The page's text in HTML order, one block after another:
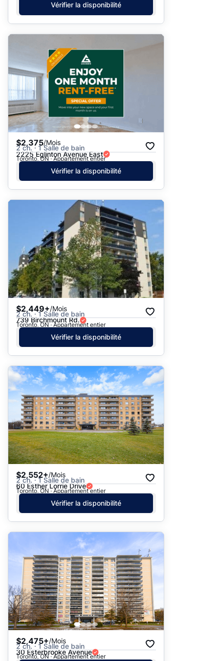
Vérifier la disponibilité
$2,375/Mois
2 ch. · 1 Salle de bain
2225 Eglinton Avenue East
Toronto, ON · Appartement entier
Vérifier la disponibilité
$2,449+/Mois
2 ch. · 1 Salle de bain
739 Birchmount Rd.
Toronto, ON · Appartement entier
Vérifier la disponibilité
$2,552+/Mois
2 ch. · 1 Salle de bain
60 Esther Lorrie Drive
Toronto, ON · Appartement entier
Vérifier la disponibilité
$2,475+/Mois
2 ch. · 1 Salle de bain
30 Esterbrooke Avenue
Toronto, ON · Appartement entier